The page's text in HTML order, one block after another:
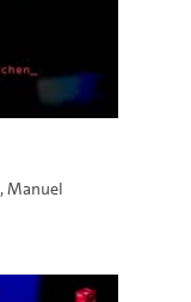
,Manuel